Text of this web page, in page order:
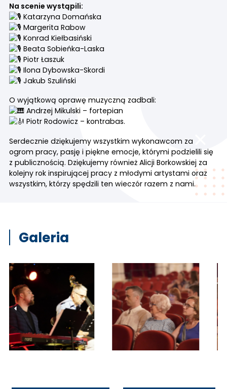
Na scenie wystąpili:
Katarzyna Domańska
Margerita Rabow
Konrad Kiełbasiński
Beata Sobieńka-Laska
Piotr Łaszuk
Ilona Dybowska-Skordi
Jakub Szuliński
O wyjątkową oprawę muzyczną zadbali:
Andrzej Mikulski – fortepian
Piotr Rodowicz – kontrabas.
Serdecznie dziękujemy wszystkim wykonawcom za
ogrom pracy, pasję i piękne emocje, którymi podzielili się
z publicznością. Dziękujemy również Alicji Borkowskiej za
kolejny rok inspirującej pracy z młodymi artystami oraz
wszystkim, którzy spędzili ten wieczór razem z nami.
Galeria